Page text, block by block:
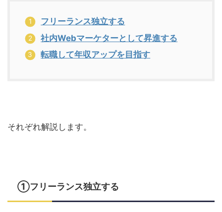
フリーランス独立する
社内Webマーケターとして昇進する
転職して年収アップを目指す
それぞれ解説します。
①フリーランス独立する